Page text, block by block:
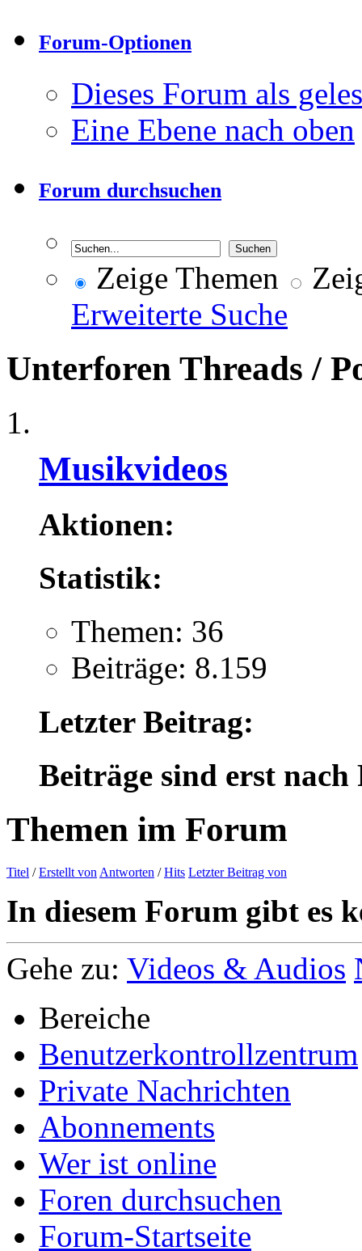
Forum-Optionen
Dieses Forum als
Eine Ebene nach oben
Forum durchsuchen
Zeige Themen
Erweiterte Suche
Unterforen Threads /
Musikvideos
Aktionen:
Statistik:
Themen: 36
Beiträge: 8.159
Letzter Beitrag:
Beiträge sind erst
Themen im Forum
Titel /Erstellt von Antworten /Hits Letzter Beitrag von
In diesem Forum gibt es
Gehe zu: Videos & Audios
Bereiche
Benutzerkontrollzentrum
Private Nachrichten
Abonnements
Wer ist online
Foren durchsuchen
Forum-Startseite